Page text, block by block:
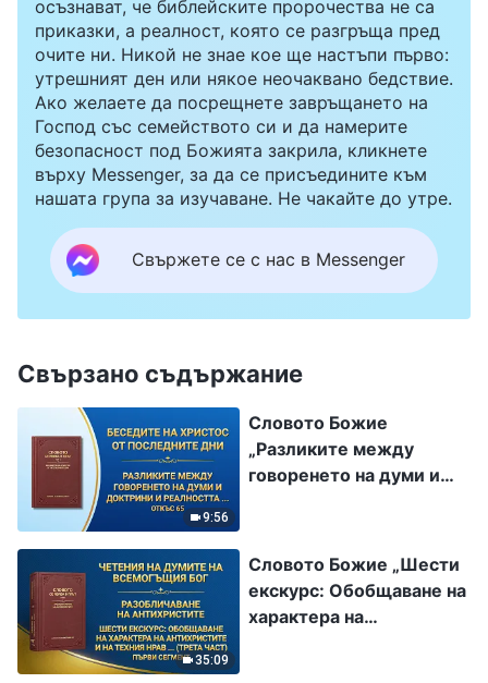
осъзнават, че библейските пророчества не са
приказки, а реалност, която се разгръща пред
очите ни. Никой не знае кое ще настъпи първо:
утрешният ден или някое неочаквано бедствие.
Ако желаете да посрещнете завръщането на
Господ със семейството си и да намерите
безопасност под Божията закрила, кликнете
върху Messenger, за да се присъедините към
нашата група за изучаване. Не чакайте до утре.
Свържете се с нас в Messenger
Свързано съдържание
9:56
Словото Божие
„Разликите между
говоренето на думи и
35:09
Словото Божие „Шести
екскурс: Обобщаване на
характера на